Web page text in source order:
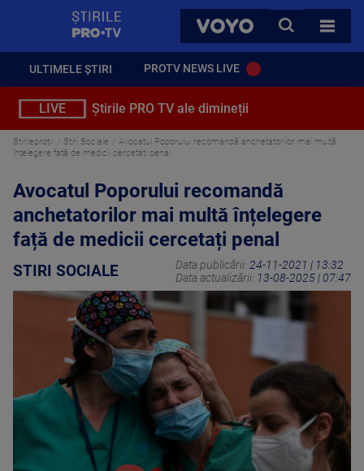
VOYO
CAUTA
TOATE
ULTIMELE ȘTIRI PROTV NEWS LIVE
LIVE Știrile PRO TV ale dimineții
Stirileprotv Stiri Sociale
Avocatul Poporului recomandă anchetatorilor mai multă
înțelegere față de medicii cercetați penal
Avocatul Poporului recomandă
anchetatorilor mai multă înțelegere
față de medicii cercetați penal
STIRI SOCIALE Data publicării: 24-11-2021 | 13:32
Data actualizării: 13-08-2025 | 07:47